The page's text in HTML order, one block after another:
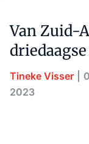
Van Zuid-
Tineke Visser
2023